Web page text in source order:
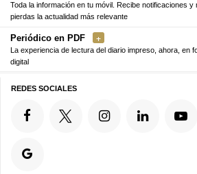
Toda la información en tu móvil. Recibe notificaciones y
pierdas la actualidad más relevante
Periódico en PDF
La experiencia de lectura del diario impreso, ahora, en
digital
REDES SOCIALES